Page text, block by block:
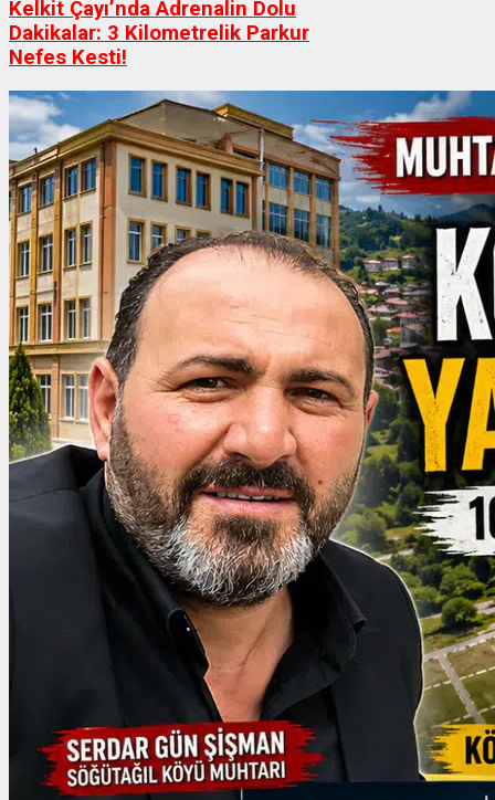
Kelkit Çayı’nda Adrenalin Dolu
Dakikalar: 3 Kilometrelik Parkur
Nefes Kesti!